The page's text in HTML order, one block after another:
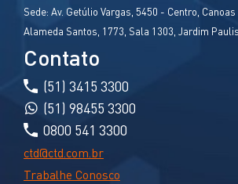
Sede: Av. Getúlio Vargas, 5450 - Centro, Canoas
Alameda Santos, 1773, Sala 1303, Jardim
Contato
(51) 3415 3300
(51) 98455 3300
0800 541 3300
ctd@ctd.com.br
Trabalhe Conosco